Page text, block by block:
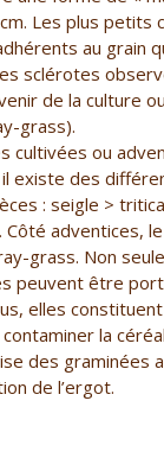
Les plus petits
au grain
sclérotes
de la culture
grass).
cultivées ou
existe des
: seigle >
adventices,
grass. Non
peuvent être
elles
la
des graminées
de l’ergot.